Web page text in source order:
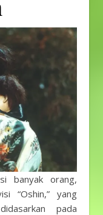
banyak orang,
“Oshin,” yang
pada